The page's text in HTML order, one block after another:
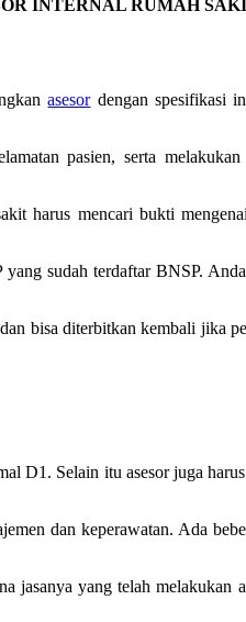
INTERNAL RUMAH
asesordengan spesifikasi
pasien, serta
harus mencari bukti
sudah terdaftar BNSP.
bisa diterbitkan kembali jika
D1. Selain itu asesor juga
dan keperawatan. Ada
yang telah melakukan